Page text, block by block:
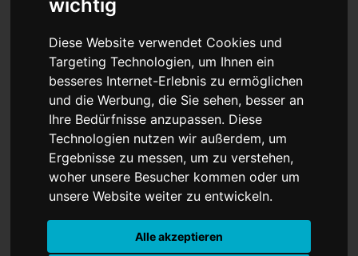
wichtig
Diese Website verwendet Cookies und
Targeting Technologien, um Ihnen ein
besseres Internet-Erlebnis zu ermöglichen
und die Werbung, die Sie sehen, besser an
Ihre Bedürfnisse anzupassen. Diese
Technologien nutzen wir außerdem, um
Ergebnisse zu messen, um zu verstehen,
woher unsere Besucher kommen oder um
unsere Website weiter zu entwickeln.
Alle akzeptieren
Infektions- und
Inzidenzzahlen